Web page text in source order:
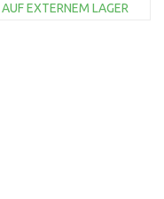
AUF EXTERNEM LAGER